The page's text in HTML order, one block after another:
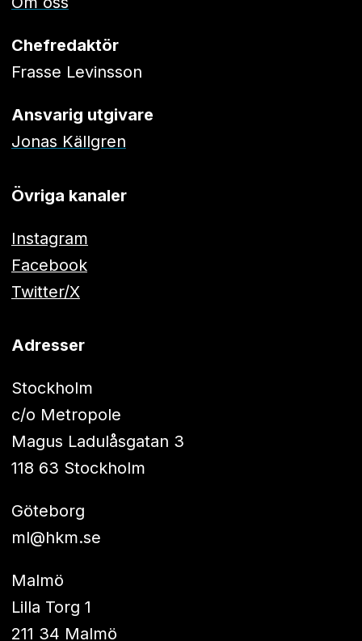
Chefredaktör
Frasse Levinsson
Ansvarig utgivare
Jonas Källgren
Övriga kanaler
Instagram
Facebook
Twitter/X
Adresser
Stockholm
c/o Metropole
Magus Ladulåsgatan 3
118 63 Stockholm
Göteborg
ml@hkm.se
Malmö
Lilla Torg 1
211 34 Malmö